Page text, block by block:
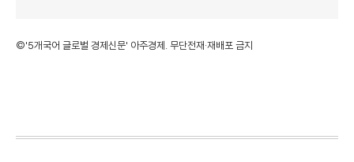
©'5개국어 글로벌 경제신문' 아주경제. 무단전재·재배포 금지